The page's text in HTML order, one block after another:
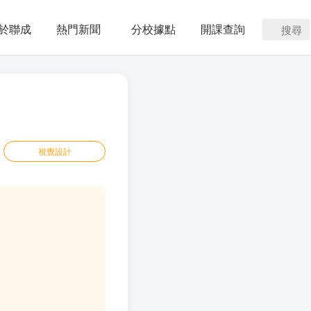
搜尋
開課查詢
分校據點
熱門新聞
聯成
視覺設計